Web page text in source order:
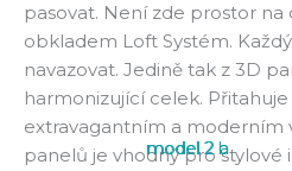
pasovat. Není zde prostor na
obkladem Loft Systém.
navazovat. Jedině tak z 3D
harmonizující celek.
extravagantním a moderním
panelů je vhodný pro stylové
model 2 a
model 2 b